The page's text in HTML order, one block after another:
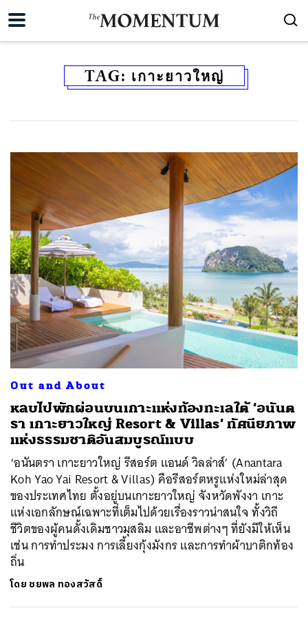
TAG: เกาะยาวใหญ่
Out and About
หลบไปพักผ่อนบนเกาะแห่งท้องทะเลใต้ ‘อนันต
รา เกาะยาวใหญ่ Resort & Villas’ ทัศนียภาพ
แห่งธรรมชาติอันสมบูรณ์แบบ
‘อนันตรา เกาะยาวใหญ่ รีสอร์ต แอนด์ วิลล่าส์’ (Anantara
Koh Yao Yai Resort & Villas) คือรีสอร์ตหรูแห่งใหม่ล่าสุด
ของประเทศไทย ตั้งอยู่บนเกาะยาวใหญ่ จังหวัดพังงา เกาะ
แห่งเอกลักษณ์เฉพาะที่เต็มไปด้วยเรื่องราวน่าสนใจ ทั้งวิถี
ชีวิตของผู้คนดั้งเดิมชาวมุสลิม และอาชีพต่างๆ ที่ยังมีให้เห็น
เช่น การทำประมง การเลี้ยงกุ้งมังกร และการทำผ้าบาติกท้อง
ถิ่น
โดย ชยพล ทองสวัสดิ์
ค้นหา